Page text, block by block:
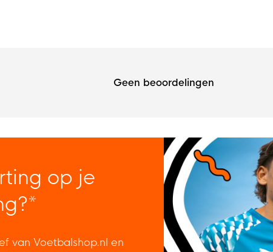
Geen beoordelingen
op je
van Voetbalshop.nl en